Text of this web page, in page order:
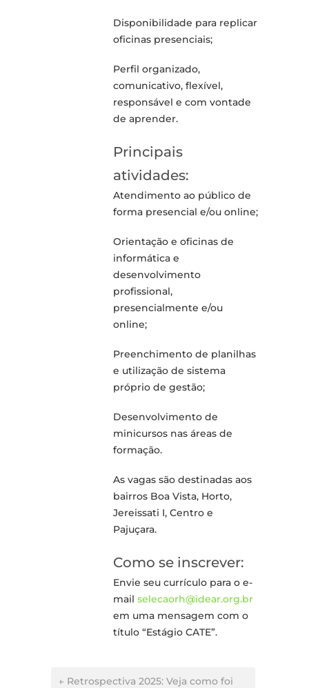
Disponibilidade para replicar
oficinas presenciais;
Perfil organizado,
comunicativo, flexível,
responsável e com vontade
de aprender.
Principais
atividades:
Atendimento ao público de
forma presencial e/ou online;
Orientação e oficinas de
informática e
desenvolvimento
profissional,
presencialmente e/ou
online;
Preenchimento de planilhas
e utilização de sistema
próprio de gestão;
Desenvolvimento de
minicursos nas áreas de
formação.
As vagas são destinadas aos
bairros Boa Vista, Horto,
Jereissati I, Centro e
Pajuçara.
Como se inscrever:
Envie seu currículo para o e-
mail selecaorh@idear.org.br
em uma mensagem com o
título “Estágio CATE”.
← Retrospectiva 2025: Veja como foi